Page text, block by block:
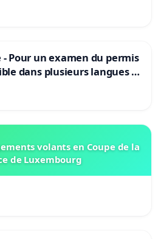
Pour un examen du permis
dans plusieurs langues à
volants en Coupe de la
de Luxembourg